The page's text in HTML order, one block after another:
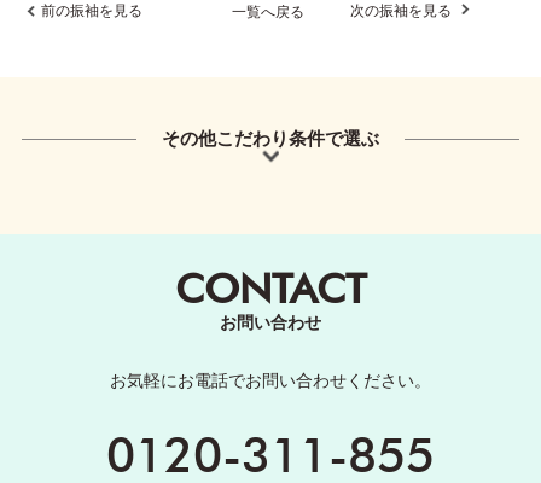
前の振袖を見る 一覧へ戻る 次の振袖を見る
その他こだわり条件で選ぶ
CONTACT
お問い合わせ
お気軽にお電話でお問い合わせください。
0120-311-855